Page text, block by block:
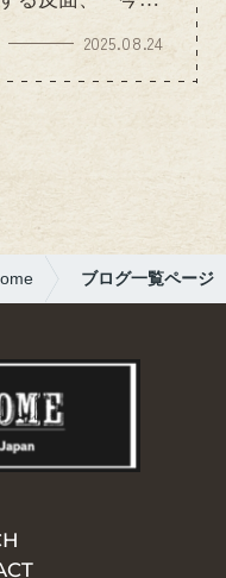
イミングに、理
ないことも多い
はすぐに決まっ
「ご縁」や「タ
す。私たちもお
お部屋をご紹介
張っておりま
は、ぜひお気軽
2025.08.24
ブログ一覧ページ